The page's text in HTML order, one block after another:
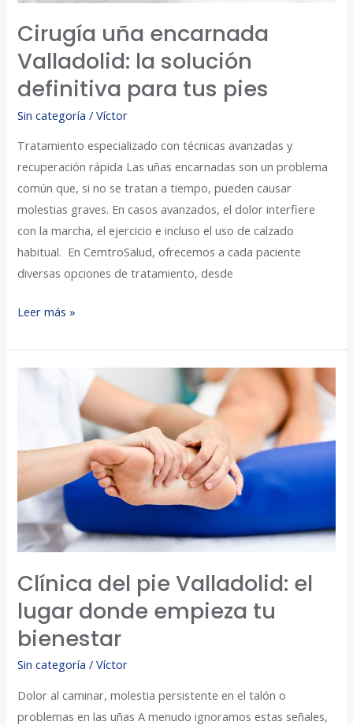
Cirugía uña encarnada
Valladolid: la solución
definitiva para tus pies
Sin categoría /Víctor
Tratamiento especializado con técnicas avanzadas y
recuperación rápida Las uñas encarnadas son un problema
común que, si no se tratan a tiempo, pueden causar
molestias graves. En casos avanzados, el dolor interfiere
con la marcha, el ejercicio e incluso el uso de calzado
habitual. En CemtroSalud, ofrecemos a cada paciente
diversas opciones de tratamiento, desde
Leer más »
Clínica del pie Valladolid: el
lugar donde empieza tu
bienestar
Sin categoría /Víctor
Dolor al caminar, molestia persistente en el talón o
problemas en las uñas A menudo ignoramos estas señales,
Valladolid:
lugar
donde
empieza
tu